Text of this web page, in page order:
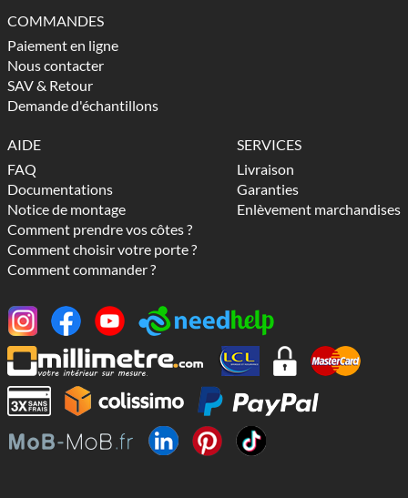
COMMANDES
Paiement en ligne
Nous contacter
SAV & Retour
Demande d'échantillons
AIDE
FAQ
Documentations
Notice de montage
Comment prendre vos côtes ?
Comment choisir votre porte ?
Comment commander ?
SERVICES
Livraison
Garanties
Enlèvement marchandises